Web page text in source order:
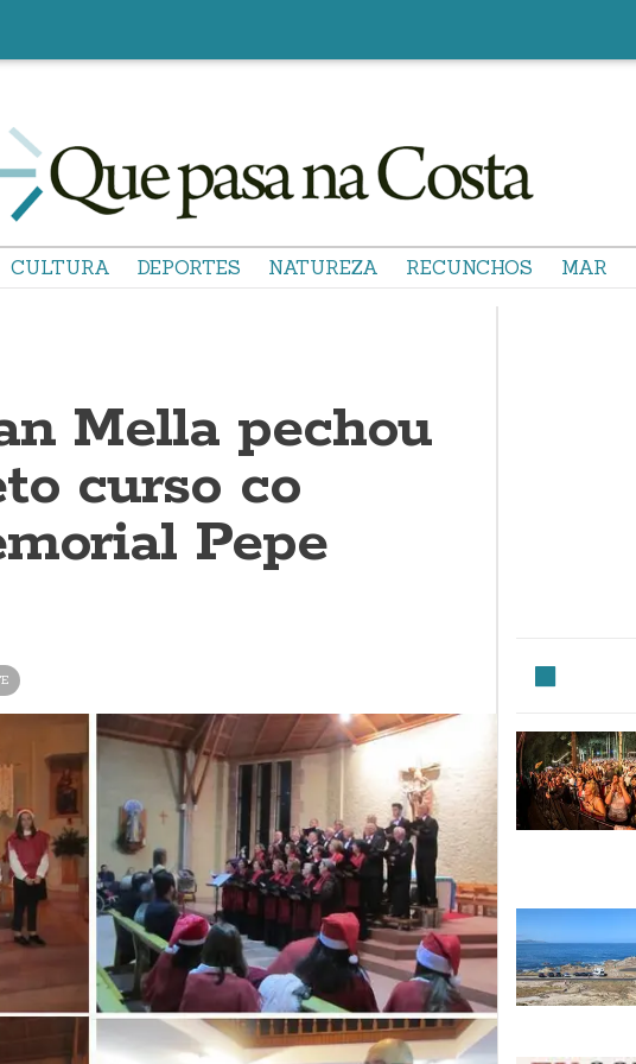
CULTURA DEPORTES NATUREZA RECUNCHOS MAR
Mella pechou
curso co
Pepe